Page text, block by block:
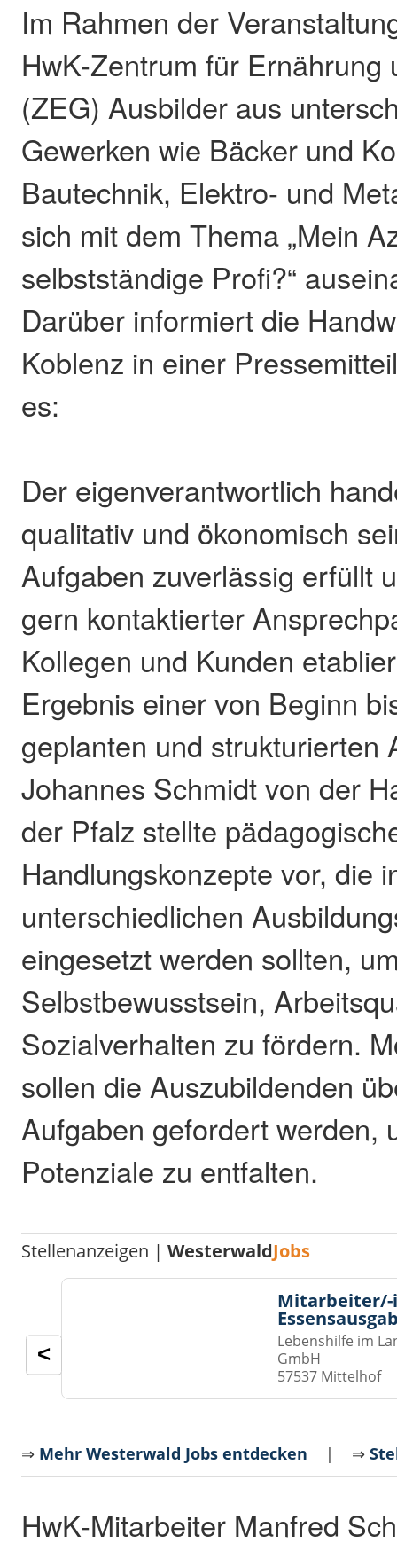
Im Rahmen der
HwK-Zentrum für Ernährung
(ZEG) Ausbilder aus
Gewerken wie Bäcker und
Bautechnik, Elektro- und
sich mit dem Thema „Mein
selbstständige Profi?“
Darüber informiert die
Koblenz in einer
es:
Der eigenverantwortlich
qualitativ und ökonomisch
Aufgaben zuverlässig erfüllt
gern kontaktierter
Kollegen und Kunden
Ergebnis einer von Beginn
geplanten und strukturierten
Johannes Schmidt von der
der Pfalz stellte
Handlungskonzepte vor, die
unterschiedlichen
eingesetzt werden sollten,
Selbstbewusstsein,
Sozialverhalten zu fördern.
sollen die Auszubildenden
Aufgaben gefordert werden,
Potenziale zu entfalten.
Stellenanzeigen |WesterwaldJobs
Lebenshilfe im
GmbH
57537 Mittelhof
<
⇒ Mehr Westerwald Jobs entdecken | ⇒
HwK-Mitarbeiter Manfred